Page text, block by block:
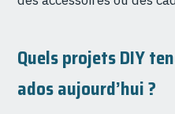
Quels projets DIY
ados aujourd’hui ?